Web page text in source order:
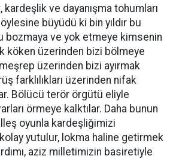
ve dayanışma tohumları
büyüdü ki bin yıldır bu
bozmaya ve yok etmeye kimsenin
köken üzerinden bizi bölmeye
üzerinden bizi ayırmak
farklılıkları üzerinden nifak
Bölücü terör örgütü eliyle
örmeye kalktılar. Daha bunun
oyunla kardeşliğimizi
yutulur, lokma haline getirmek
aziz milletimizin basiretiyle